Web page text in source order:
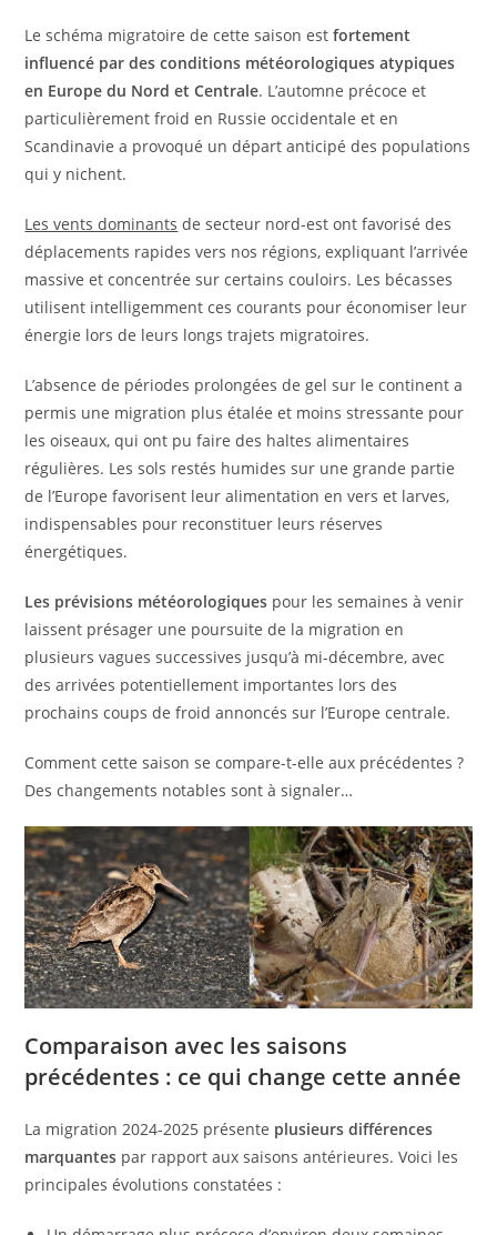
Le schéma migratoire de cette saison estfortement
influencé par des conditions météorologiques atypiques
en Europe du Nord et Centrale. L’automne précoce et
particulièrement froid en Russie occidentale et en
Scandinavie a provoqué un départ anticipé des populations
qui y nichent.
Les vents dominants de secteur nord-est ont favorisé des
déplacements rapides vers nos régions, expliquant l’arrivée
massive et concentrée sur certains couloirs. Les bécasses
utilisent intelligemment ces courants pour économiser leur
énergie lors de leurs longs trajets migratoires.
L’absence de périodes prolongées de gel sur le continent a
permis une migration plus étalée et moins stressante pour
les oiseaux, qui ont pu faire des haltes alimentaires
régulières. Les sols restés humides sur une grande partie
de l’Europe favorisent leur alimentation en vers et larves,
indispensables pour reconstituer leurs réserves
énergétiques.
Les prévisions météorologiques pour les semaines à venir
laissent présager une poursuite de la migration en
plusieurs vagues successives jusqu’à mi-décembre, avec
des arrivées potentiellement importantes lors des
prochains coups de froid annoncés sur l’Europe centrale.
Comment cette saison se compare-t-elle aux précédentes ?
Des changements notables sont à signaler…
Comparaison avec les saisons
précédentes : ce qui change cette année
La migration 2024-2025 présente plusieurs différences
marquantes par rapport aux saisons antérieures. Voici les
principales évolutions constatées :